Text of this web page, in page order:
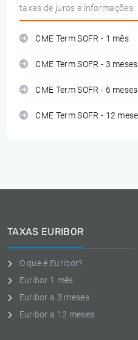
taxas de juros e informações
CME Term SOFR - 1 mês
CME Term SOFR - 3 meses
CME Term SOFR - 6 meses
CME Term SOFR - 12
TAXAS EURIBOR
O que é Euribor?
Euribor 1 mês
Euribor a 3 meses
Euribor a 12 meses